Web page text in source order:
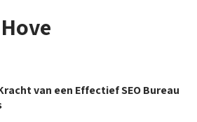
van een Effectief SEO Bureau